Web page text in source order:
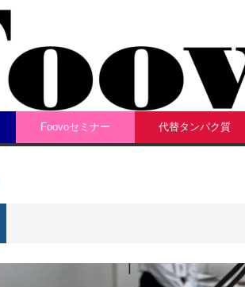
Foovoセミナー 代替タンパク質